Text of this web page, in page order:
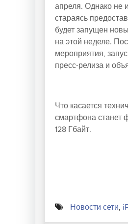
апреля. Однако не
стараясь
будет запущен
на этой неделе.
мероприятия,
пресс-релиза и
Что касается
смартфона станет
128 Гбайт.
Новости сети,